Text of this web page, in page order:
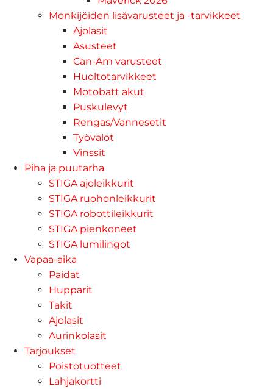
Mönkijöiden lisävarusteet ja -tarvikkeet
Ajolasit
Asusteet
Can-Am varusteet
Huoltotarvikkeet
Motobatt akut
Puskulevyt
Rengas/Vannesetit
Työvalot
Vinssit
Piha ja puutarha
STIGA ajoleikkurit
STIGA ruohonleikkurit
STIGA robottileikkurit
STIGA pienkoneet
STIGA lumilingot
Vapaa-aika
Paidat
Hupparit
Takit
Ajolasit
Aurinkolasit
Tarjoukset
Poistotuotteet
Lahjakortti